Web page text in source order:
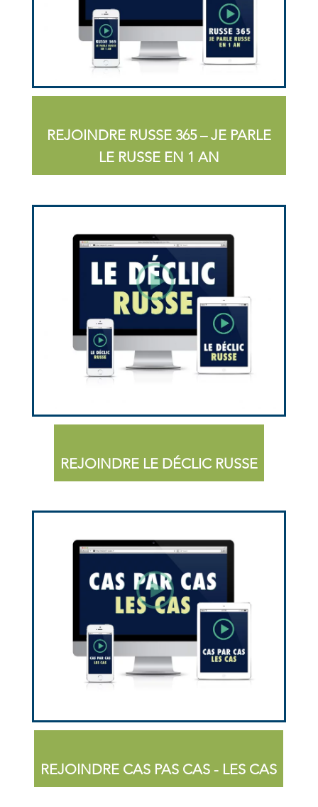
REJOINDRE RUSSE 365 – JE PARLE
LE RUSSE EN 1 AN
REJOINDRE LE DÉCLIC RUSSE
REJOINDRE CAS PAS CAS - LES CAS